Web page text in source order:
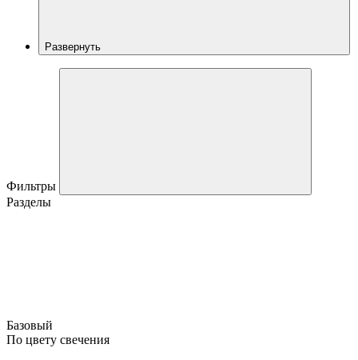
Развернуть
Фильтры
Разделы
Базовый
По цвету свечения